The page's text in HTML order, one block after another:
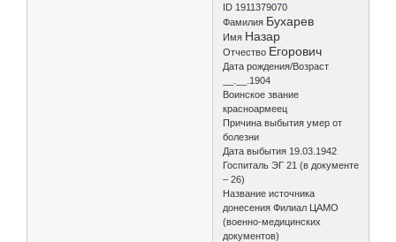
ID 1911379070
Фамилия Бухарев
Имя Назар
Отчество Егорович
Дата рождения/Возраст
__.__.1904
Воинское звание
красноармеец
Причина выбытия умер от
болезни
Дата выбытия 19.03.1942
Госпиталь ЭГ 21 (в документе
– 26)
Название источника
донесения Филиал ЦАМО
(военно-медицинских
документов)